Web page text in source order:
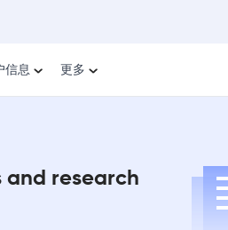
信息 更多
and research